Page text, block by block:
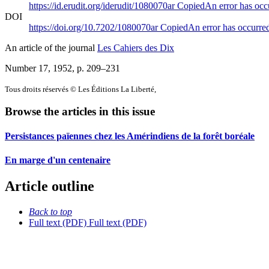
https://id.erudit.org/iderudit/1080070arCopiedAn error has
DOI
https://doi.org/10.7202/1080070arCopiedAn error has
An article of the journal Les Cahiers des Dix
Number 17, 1952, p. 209–231
Tous droits réservés © Les Éditions La Liberté,
Browse the articles in this issue
Persistances païennes chez les Amérindiens de la forêt boréale
En marge d'un centenaire
Article outline
Back to top
Full text (PDF) Full text (PDF)